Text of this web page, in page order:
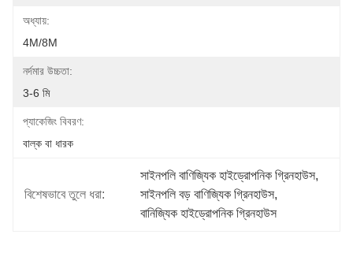
অধ্যায়:
4M/8M
নর্দমার উচ্চতা:
3-6 মি
প্যাকেজিং বিবরণ:
বাল্ক বা ধারক
বিশেষভাবে তুলে ধরা:
সাইনপলি বাণিজ্যিক হাইড্রোপনিক গ্রিনহাউস,
সাইনপলি বড় বাণিজ্যিক গ্রিনহাউস,
বানিজ্যিক হাইড্রোপনিক গ্রিনহাউস